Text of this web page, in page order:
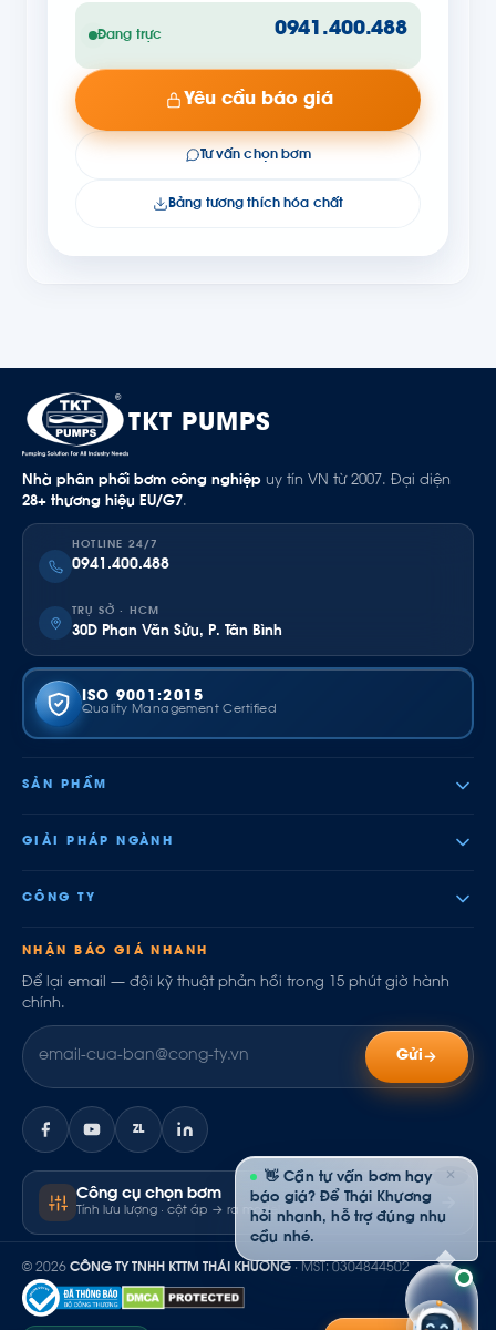
Đang trực 0941.400.488
Yêu cầu báo giá
Tư vấn chọn bơm
Bảng tương thích hóa chất
TKT PUMPS
Nhà phân phối bơm công nghiệp uy tín VN từ 2007. Đại diện
28+ thương hiệu EU/G7.
HOTLINE 24/7
0941.400.488
TRỤ SỞ · HCM
30D Phan Văn Sửu, P. Tân Bình
ISO 9001:2015
Quality Management Certified
SẢN PHẨM
GIẢI PHÁP NGÀNH
CÔNG TY
NHẬN BÁO GIÁ NHANH
Để lại email — đội kỹ thuật phản hồi trong 15 phút giờ hành
chính.
Gửi
ZL
Công cụ chọn bơm
Tính lưu lượng · cột áp → ra model
© 2026 CÔNG TY TNHH KTTM THÁI KHƯƠNG · MST: 0304844502
✕
👋 Cần tư vấn bơm hay
báo giá? Để Thái Khương
hỏi nhanh, hỗ trợ đúng nhu
cầu nhé.